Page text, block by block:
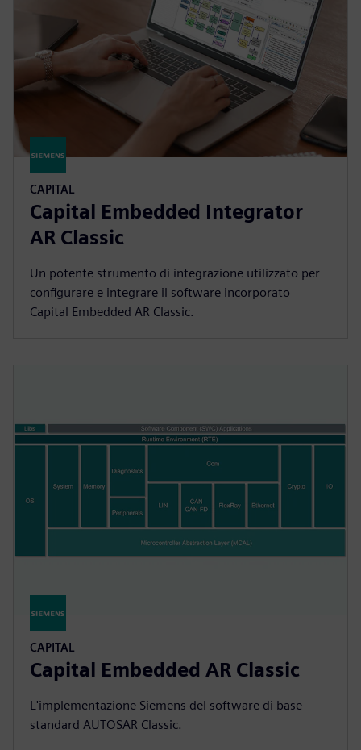
CAPITAL
Capital Embedded Integrator
AR Classic
Un potente strumento di integrazione utilizzato per
configurare e integrare il software incorporato
Capital Embedded AR Classic.
CAPITAL
Capital Embedded AR Classic
L'implementazione Siemens del software di base
standard AUTOSAR Classic.